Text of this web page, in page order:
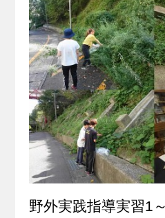
野外実践指導実習1